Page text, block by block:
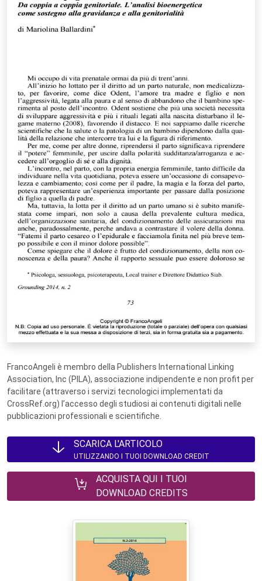
FrancoAngeli è membro della Publishers International Linking
Association, Inc (PILA), associazione indipendente e non profit per
facilitare (attraverso i servizi tecnologici implementati da
CrossRef.org) l’accesso degli studiosi ai contenuti digitali nelle
pubblicazioni professionali e scientifiche.
SCARICA L'ARTICOLO
UTILIZZANDO I TUOI DOWNLOAD CREDIT
ACQUISTA QUI I TUOI
DOWNLOAD CREDITS